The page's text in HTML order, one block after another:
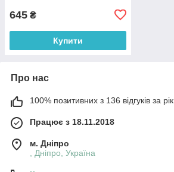
645 ₴
Купити
Про нас
100% позитивних з 136 відгуків за рік
Працює з 18.11.2018
м. Дніпро
, Дніпро, Україна